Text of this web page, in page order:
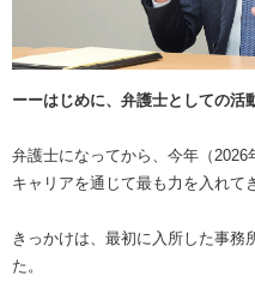
ーーはじめに、弁護士としての活
弁護士になってから、今年（2026
キャリアを通じて最も力を入れて
きっかけは、最初に入所した事務
た。